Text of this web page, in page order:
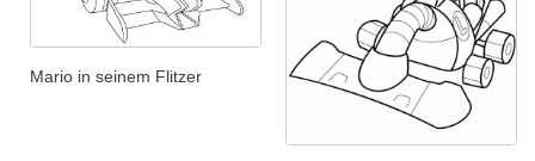
Mario in seinem Flitzer